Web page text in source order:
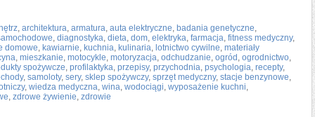
, architektura, armatura, auta elektryczne, badania genetyczne,
, diagnostyka, dieta, dom, elektryka, farmacja, fitness medyczny,
domowe, kawiarnie, kuchnia, kulinaria, lotnictwo cywilne, materiały
, mieszkanie, motocykle, motoryzacja, odchudzanie, ogród , ogrodnictwo,
spożywcze, profilaktyka, przepisy, przychodnia, psychologia, recepty,
, samoloty, sery, sklep spożywczy, sprzęt medyczny, stacje benzynowe,
, wiedza medyczna, wina, wodociągi, wyposażenie kuchni,
, zdrowe żywienie, zdrowie